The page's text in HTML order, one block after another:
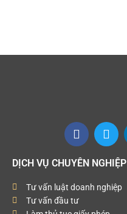
DỊCH VỤ CHUYÊN NGHIỆP
Tư vấn luật doanh nghiệp
Tư vấn đầu tư